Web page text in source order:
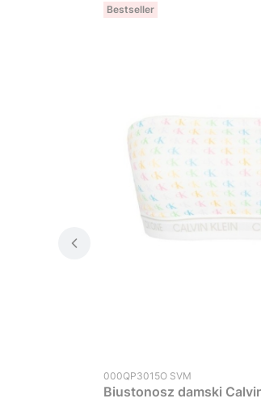
Bestseller
Kod produktu
000QP3015O SVM
Biustonosz damski